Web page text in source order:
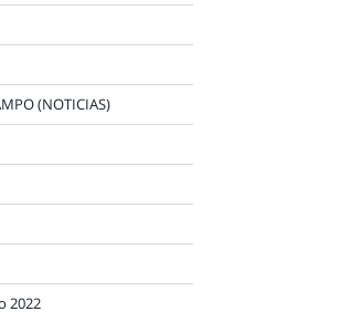
(NOTICIAS)
2022